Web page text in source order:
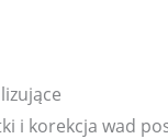
i korekcja wad